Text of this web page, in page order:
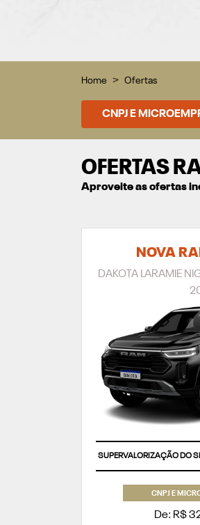
Home Ofertas
CNPJ E
OFERTAS
Aproveite as ofertas
NOVA
DAKOTA LARAMIE
SUPERVALORIZAÇÃO DO
CNPJ E
De: R$